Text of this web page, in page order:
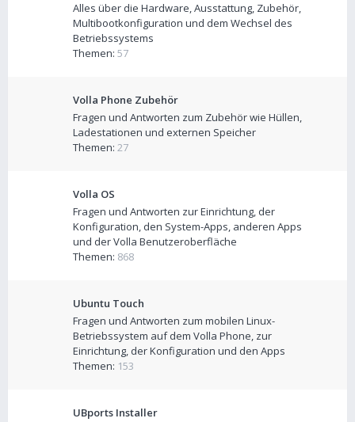
Alles über die Hardware, Ausstattung, Zubehör,
Multibootkonfiguration und dem Wechsel des
Betriebssystems
Themen: 57
Volla Phone Zubehör
Fragen und Antworten zum Zubehör wie Hüllen,
Ladestationen und externen Speicher
Themen: 27
Volla OS
Fragen und Antworten zur Einrichtung, der
Konfiguration, den System-Apps, anderen Apps
und der Volla Benutzeroberfläche
Themen: 868
Ubuntu Touch
Fragen und Antworten zum mobilen Linux-
Betriebssystem auf dem Volla Phone, zur
Einrichtung, der Konfiguration und den Apps
Themen: 153
UBports Installer